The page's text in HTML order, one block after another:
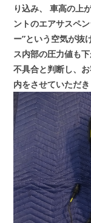
り込み、
車高の上
ントのエアサスペ
ー”という空気が抜
ス内部の圧力値も
不具合と判断し、
内をさせていただき